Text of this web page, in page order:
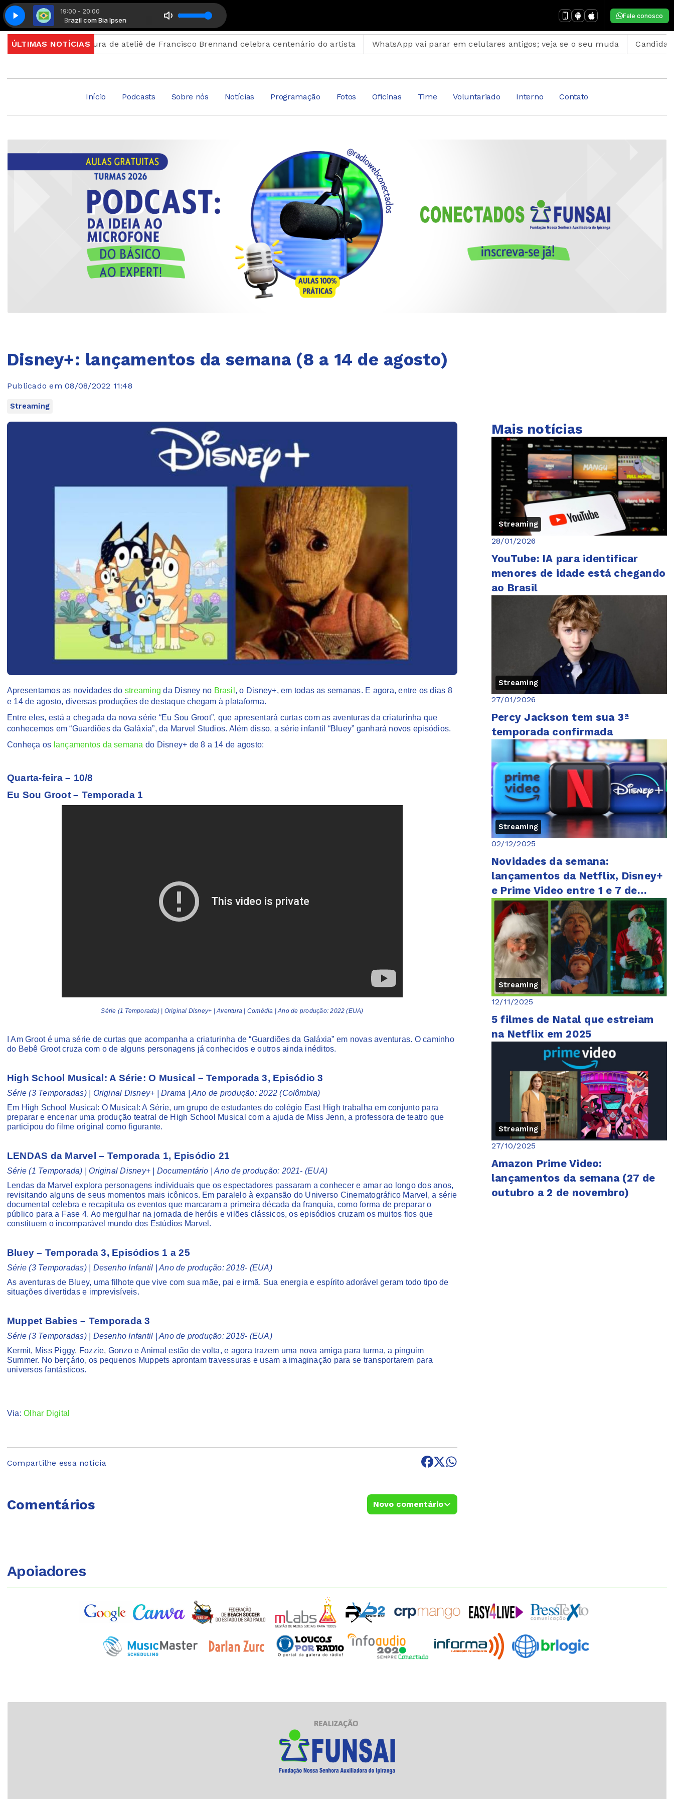
19:00 - 20:00
Made In Brazil com Bia Ipsen Made In Brazil com Bia Ipsen
Fale conosco
ÚLTIMAS NOTÍCIAS
Abertura de ateliê de Francisco Brennand celebra centenário do artista WhatsApp vai parar em celulares antigos; veja se o seu muda Candidatos do
Início Podcasts Sobre nós Notícias Programação Fotos Oficinas Time Voluntariado Interno Contato
Disney+: lançamentos da semana (8 a 14 de agosto)
Publicado em 08/08/2022 11:48
Streaming
Apresentamos as novidades do streaming da Disney no Brasil , o Disney+, em todas as semanas. E agora, entre os dias 8
e 14 de agosto, diversas produções de destaque chegam à plataforma.
Entre eles, está a chegada da nova série “Eu Sou Groot”, que apresentará curtas com as aventuras da criaturinha que
conhecemos em “Guardiões da Galáxia”, da Marvel Studios. Além disso, a série infantil “Bluey” ganhará novos episódios.
Conheça os lançamentos da semana do Disney+ de 8 a 14 de agosto:
Quarta-feira – 10/8
Eu Sou Groot – Temporada 1
Série (1 Temporada) | Original Disney+ | Aventura | Comédia | Ano de produção: 2022 (EUA)
I Am Groot é uma série de curtas que acompanha a criaturinha de “Guardiões da Galáxia” em novas aventuras. O caminho
do Bebê Groot cruza com o de alguns personagens já conhecidos e outros ainda inéditos.
High School Musical: A Série: O Musical – Temporada 3, Episódio 3
Série (3 Temporadas) | Original Disney+ | Drama | Ano de produção: 2022 (Colômbia)
Em High School Musical: O Musical: A Série, um grupo de estudantes do colégio East High trabalha em conjunto para
preparar e encenar uma produção teatral de High School Musical com a ajuda de Miss Jenn, a professora de teatro que
participou do filme original como figurante.
LENDAS da Marvel – Temporada 1, Episódio 21
Série (1 Temporada) | Original Disney+ | Documentário | Ano de produção: 2021- (EUA)
Lendas da Marvel explora personagens individuais que os espectadores passaram a conhecer e amar ao longo dos anos,
revisitando alguns de seus momentos mais icônicos. Em paralelo à expansão do Universo Cinematográfico Marvel, a série
documental celebra e recapitula os eventos que marcaram a primeira década da franquia, como forma de preparar o
público para a Fase 4. Ao mergulhar na jornada de heróis e vilões clássicos, os episódios cruzam os muitos fios que
constituem o incomparável mundo dos Estúdios Marvel.
Bluey – Temporada 3, Episódios 1 a 25
Série (3 Temporadas) | Desenho Infantil | Ano de produção: 2018- (EUA)
As aventuras de Bluey, uma filhote que vive com sua mãe, pai e irmã. Sua energia e espírito adorável geram todo tipo de
situações divertidas e imprevisíveis.
Muppet Babies – Temporada 3
Série (3 Temporadas) | Desenho Infantil | Ano de produção: 2018- (EUA)
Kermit, Miss Piggy, Fozzie, Gonzo e Animal estão de volta, e agora trazem uma nova amiga para turma, a pinguim
Summer. No berçário, os pequenos Muppets aprontam travessuras e usam a imaginação para se transportarem para
universos fantásticos.
Via:Olhar Digital
Compartilhe essa notícia
Comentários Novo comentário
Mais notícias
Streaming
28/01/2026
YouTube: IA para identificar
menores de idade está chegando
ao Brasil
Streaming
27/01/2026
Percy Jackson tem sua 3ª
temporada confirmada
Streaming
02/12/2025
Novidades da semana:
lançamentos da Netflix, Disney+
e Prime Video entre 1 e 7 de
dezembro
Streaming
12/11/2025
5 filmes de Natal que estreiam
na Netflix em 2025
Streaming
27/10/2025
Amazon Prime Video:
lançamentos da semana (27 de
outubro a 2 de novembro)
Apoiadores